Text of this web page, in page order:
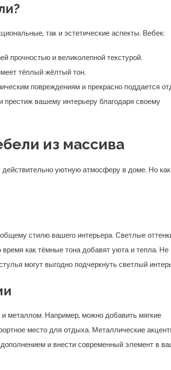
так и эстетические аспекты. Вебек:
прочностью и великолепной текстурой.
тёплый жёлтый тон.
повреждениям и прекрасно поддается
престиж вашему интерьеру благодаря своему
из массива
уютную атмосферу в доме. Но как
стилю вашего интерьера. Светлые
как тёмные тона добавят уюта и тепла. Не
могут выгодно подчеркнуть светлый
металлом. Например, можно добавить мягкие
место для отдыха. Металлические
и внести современный элемент в